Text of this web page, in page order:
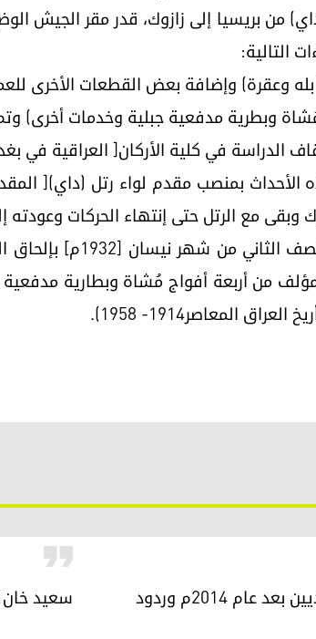
من بريسيا إلى زازوك، قدر مقر الجيش
التالية:
وعقرة) وإضافة بعض القطعات الأخرى
مدفعية جبلية وخدمات أخرى) وتم حشدها
[1932م] تم إيقاف الدراسة في كلية الأركان[
مع الرتل حتى إنتهاء الحركات وعودته إلى كلية
11- تعزيز قوة الرتل
المعاصر1914- 1958).
استغلال بعض المنظمات التبشيرية لمأساة الإيزيديين بعد عام 2014م وردود سعيد خان